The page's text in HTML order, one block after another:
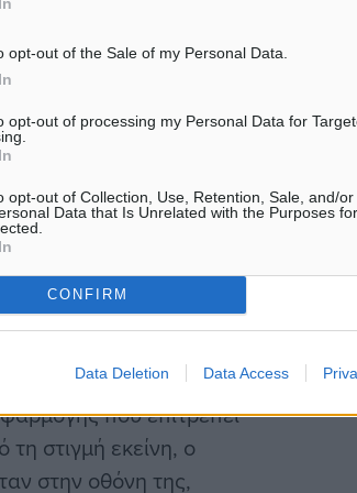
opt-out of the Sale of my Personal Data.
opt-out of processing my Personal Data for
opt-out of Collection, Use, Retention, Sale, and/or
Data that Is Unrelated with the Purposes
CONFIRM
Data Deletion Data Access
ποσό σε
την προηγούμενη ζημία
στην
παρουσιάστηκε ως
αυτό κατάφερε
στο επόμενο,
επιστροφής των
που επιτρέπει
στιγμή εκείνη, ο
στην οθόνη της,